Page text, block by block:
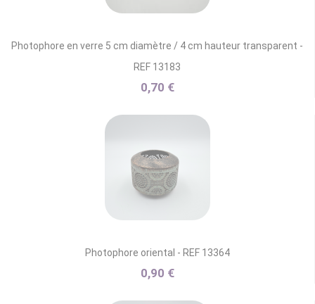
Photophore en verre 5 cm diamètre / 4 cm hauteur transparent -
REF 13183
0,70 €
Photophore oriental - REF 13364
0,90 €